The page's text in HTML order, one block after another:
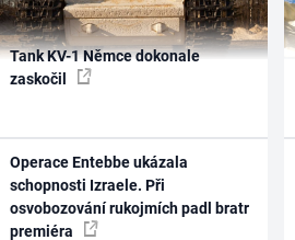
Tank KV-1 Němce dokonale
zaskočil
Operace Entebbe ukázala
schopnosti Izraele. Při
osvobozování rukojmích padl bratr
premiéra